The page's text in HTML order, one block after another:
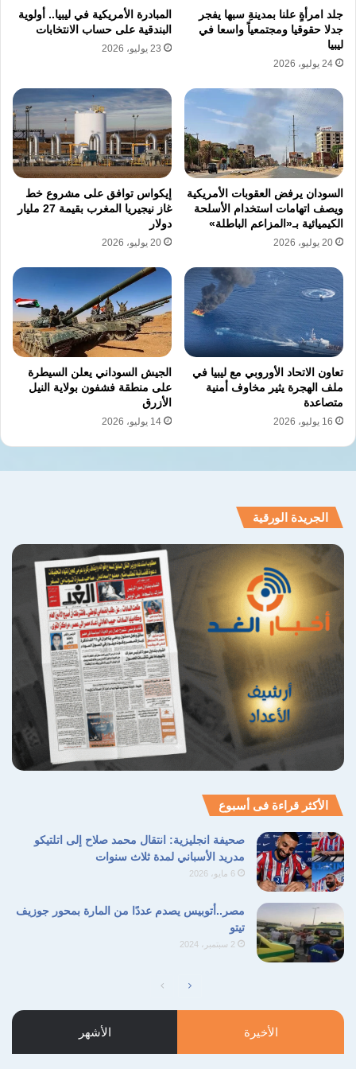
تحويل التعاون من مستوى الزيارات إلى برامج
عملية أكثر استمرارية.
ويأتي هذا اللقاء بينما تواصل روسيا إعادة هيكلة
أدوات نفوذها العسكري في إفريقيا بعد تراجع دور
“فاغنر” بصيغتها القديمة، مع دمج بعض شبكاتها
وأنشطتها ضمن ترتيبات أقرب إلى وزارة الدفاع
الروسية.وتشير تقارير دولية إلى أن “الفيلق
الإفريقي” أصبح أحد أبرز أطر الحضور الروسي
الجديد في القارة، رغم استمرار التحديات
الإفريقية.
ويعكس اللقاء استمرار الرهان الروسي على ليبيا
كنقطة ارتكاز في شمال إفريقيا، في وقت لا تزال
فيه البلاد منقسمة بين سلطات ومراكز نفوذ
جلد امرأةٍ علنا بمدينةِ سبها يفجر
جدلا حقوقيا ومجتمعياً واسعا في
ليبيا
24 يوليو، 2026
المبادرة الأمريكية في ليبيا.. أولوية
البندقية على حساب الانتخابات
23 يوليو، 2026
السودان يرفض العقوبات الأمريكية
ويصف اتهامات استخدام الأسلحة
الكيميائية بـ«المزاعم الباطلة»
20 يوليو، 2026
إيكواس توافق على مشروع خط
غاز نيجيريا المغرب بقيمة 27 مليار
دولار
20 يوليو، 2026
تعاون الاتحاد الأوروبي مع ليبيا في
ملف الهجرة يثير مخاوف أمنية
متصاعدة
16 يوليو، 2026
الجيش السوداني يعلن السيطرة
على منطقة فشفون بولاية النيل
الأزرق
14 يوليو، 2026
الجريدة الورقية
الأكثر قراءة فى أسبوع
صحيفة انجليزية: انتقال محمد صلاح إلى اتلتيكو
مدريد الأسباني لمدة ثلاث سنوات
6 مايو، 2026
مصر..أتوبيس يصدم عددًا من المارة بمحور جوزيف
تيتو
2 سبتمبر، 2024
الصفحة
السابقة
الصفحة
التالية
الأخيرة الأشهر